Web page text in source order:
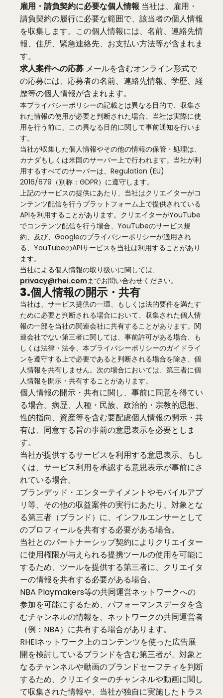
雇用・請負契約に必要な個人情報 当社は、雇用・
請負契約の履行に必要な範囲で、該当者の個人情報
を収集します。この個人情報には、名前、連絡先情
報、住所、緊急連絡先、お支払い方法等が含まれま
す。
求人案件への応募 メールを含むオンライン形式で
の応募には、応募者の名前、連絡先情報、学歴、経
歴等の個人情報が含まれます。
本プライバシーポリシーの記載とは異なる目的で、収集さ
れた情報の使用が必要と判断された場合、当社は実際に使
用を行う前に、この異なる目的に関して事前通知を行いま
す。
当社が収集した個人情報やその他の情報の保管・処理は、
カナダもしくは米国のサーバー上で行われます。当社が利
用するすべてのサーバーは、Regulation (EU)
2016/679（別称：GDPR）に遵守します。
上記のサービスの提供にあたり、当社はクリエイターがコ
ンテンツ配信を行うプラットフォーム上で提供されている
APIを利用することがあります。クリエイターがYouTube
でコンテンツ配信を行う場合、YouTubeのサービス規
約、及び、Googleのプライバシーポリシーが適用され
る、YouTubeのAPIサービスを当社は利用することがあり
ます。
当社による個人情報の取り扱いに関しては、
privacy@rhei.comまでお問い合わせください。
3.個人情報の開示・共有
当社は、サービス提供の一環、もしくは法的要件を満たす
ために必要と判断される場合において、収集された個人情
報の一部を当社の関連会社に共有することがあります。関
連会社でない第三者に関しては、事前許可がある場合、も
しくは法律・法令、本プライバシーポリシーのガイドライ
ンを遵守する上で必要であると判断される場合を除き、個
人情報を共有しません。次の場合においては、第三者に個
人情報を開示・共有することがあります。
個人情報の開示・共有に関し、事前に同意を得てい
る場合。病歴、人種・民族、政治的・宗教的思想、
性的指向、資産等を含む要配慮個人情報の開示・共
有は、同意する旨の事前の意思表示を必要としま
す。
当社が提供するサービスを利用する意思表示、もし
くは、サービス利用を承認する意思表示が事前にさ
れている場合。
ブランデッド・エンターテイメントやモバイルアプ
リ等、その他の収益案件の実行にあたり、対象とな
る第三者（ブランド）に、インフルエンサーとして
のプロフィールを共有する必要がある場合。
当社とのパートナーシップ契約によりクリエイター
に使用権限が与えられる提携ツールの使用を可能に
するため、ツールを提供する第三者に、クリエイタ
ーの情報を共有する必要がある場合。
NBA Playmakers等の共同運営ネットワークへの
参加を可能にするため、パフォーマンスデータを含
むチャンネルの情報を、ネットワークの共同運営者
（例：NBA）に共有する場合があります。
RHEIネットワーク上のコンテンツを使った広告展
開を検討しているブランドを含む第三者が、対象と
なるチャンネルや動画のブランドセーフティを判断
するため、クリエイターのチャンネルや動画に関し
て収集された情報や、当社が独自に実施したトラス